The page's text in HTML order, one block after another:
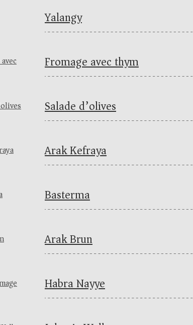
Yalangy
Fromage avec thym
Salade d’olives
Arak Kefraya
Basterma
Arak Brun
Habra Nayye